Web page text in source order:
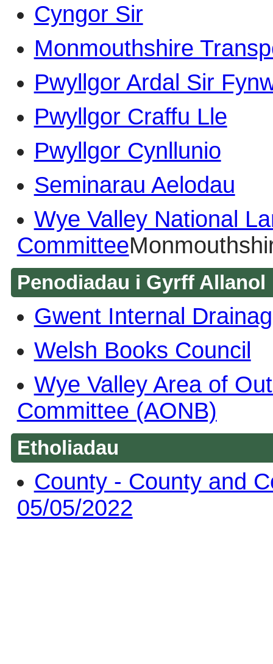
Cyngor Sir
Monmouthshire
Pwyllgor Ardal Sir
Pwyllgor Craffu Lle
Pwyllgor Cynllunio
Seminarau Aelodau
Wye Valley National
Committee
Penodiadau i Gyrff Allanol
Gwent Internal
Welsh Books Council
Wye Valley Area of
Committee (AONB)
Etholiadau
County - County and
05/05/2022